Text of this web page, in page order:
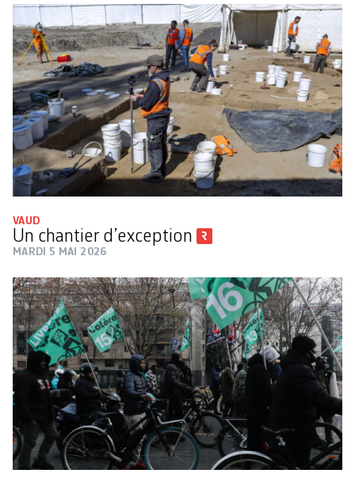
VAUD
Un chantier d’exception
MARDI 5 MAI 2026